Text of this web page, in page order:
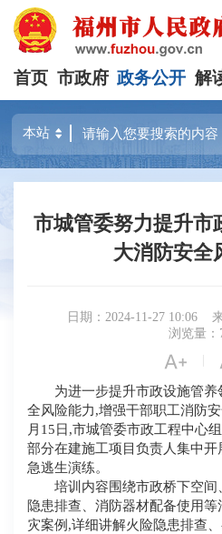
首页 市政府 政务公开 解
市城管委努力提升市
大消防安全
日期：2024-11-27 10:06
浏览量：
 |
为进一步提升市政设施管
全风险能力,增强干部职工消防
月15日,市城管委市政工程中心
部分在建施工项目负责人集中开
急逃生演练。
培训内容围绕市政桥下空
隐患排查、消防器材配备使用
灾案例,详细讲解火险隐患排查